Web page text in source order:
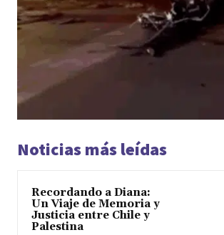
Noticias más leídas
Recordando a Diana:
Un Viaje de Memoria y
Justicia entre Chile y
Palestina